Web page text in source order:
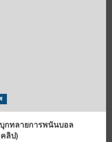
บุกทลายการพนันบอล
ลิป)